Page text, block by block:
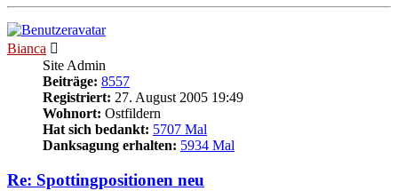
Bianca
Site Admin
Beiträge: 8557
Registriert: 27. August 2005 19:49
Wohnort: Ostfildern
Hat sich bedankt: 5707 Mal
Danksagung erhalten: 5934 Mal
Re: Spottingpositionen neu